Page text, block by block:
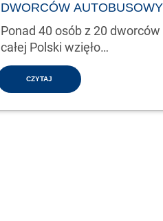
DWORCÓW
Ponad 40 osób z 20 dworców
całej Polski wzięło…
CZYTAJ